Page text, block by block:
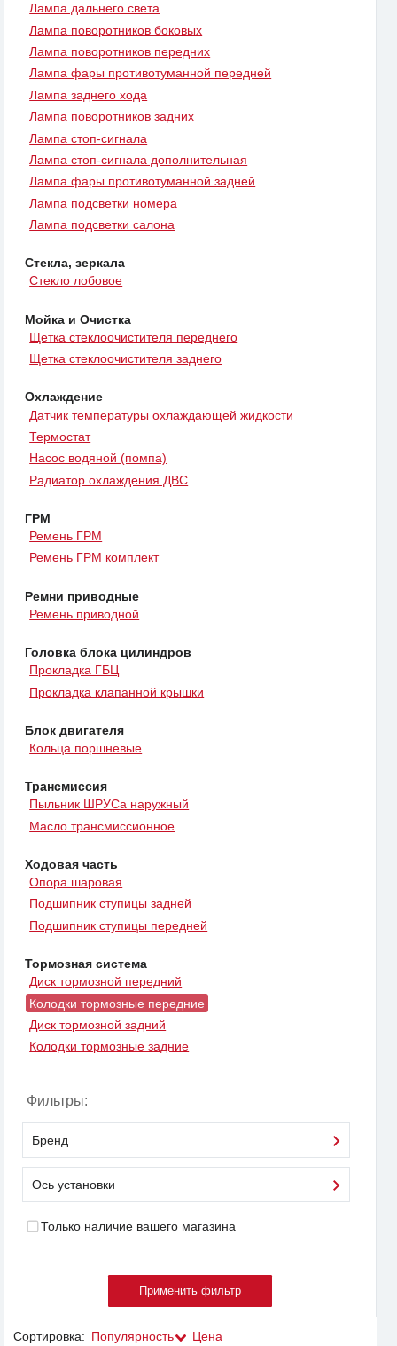
Лампа дальнего света
Лампа поворотников боковых
Лампа поворотников передних
Лампа фары противотуманной передней
Лампа заднего хода
Лампа поворотников задних
Лампа стоп-сигнала
Лампа стоп-сигнала дополнительная
Лампа фары противотуманной задней
Лампа подсветки номера
Лампа подсветки салона
Стекла, зеркала
Стекло лобовое
Мойка и Очистка
Щетка стеклоочистителя переднего
Щетка стеклоочистителя заднего
Охлаждение
Датчик температуры охлаждающей жидкости
Термостат
Насос водяной (помпа)
Радиатор охлаждения ДВС
ГРМ
Ремень ГРМ
Ремень ГРМ комплект
Ремни приводные
Ремень приводной
Головка блока цилиндров
Прокладка ГБЦ
Прокладка клапанной крышки
Блок двигателя
Кольца поршневые
Трансмиссия
Пыльник ШРУСа наружный
Масло трансмиссионное
Ходовая часть
Опора шаровая
Подшипник ступицы задней
Подшипник ступицы передней
Тормозная система
Диск тормозной передний
Колодки тормозные передние
Диск тормозной задний
Колодки тормозные задние
Фильтры:
Бренд
Ось установки
Только наличие вашего магазина
Сортировка: Популярность Цена